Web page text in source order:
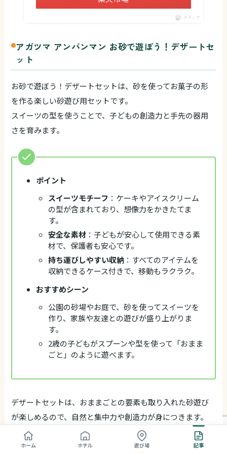
ポチップ
アガツマ アンパンマン お砂で遊ぼう！デザートセ
ット
お砂で遊ぼう！デザートセットは、砂を使ってお菓子の形
を作る楽しい砂遊び用セットです。
スイーツの型を使うことで、子どもの創造力と手先の器用
さを育みます。
ポイント
スイーツモチーフ ：ケーキやアイスクリーム
の型が含まれており、想像力をかきたてま
す。
安全な素材：子どもが安心して使用できる素
材で、保護者も安心です。
持ち運びしやすい収納：すべてのアイテムを
収納できるケース付きで、移動もラクラク。
おすすめシーン
公園の砂場やお庭で、砂を使ってスイーツを
作り、家族や友達との遊びが盛り上がりま
す。
2歳の子どもがスプーンや型を使って「おまま
ごと」のように遊べます。
デザートセットは、おままごとの要素も取り入れた砂遊び
が楽しめるので、自然と集中力や創造力が身につきます。
ホーム ホテル 遊び場 記事